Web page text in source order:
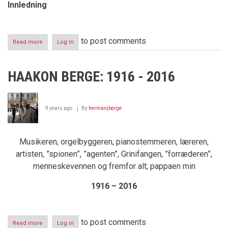
Innledning
Read more
Hyggen
skjulte
Log in to post comments
HAAKON BERGE: 1916 - 2016
9 years ago By hermanjberge
Musikeren, orgelbyggeren, pianostemmeren, læreren,
artisten, ”spionen”, ”agenten”, Grinifangen, ”forræderen”,
menneskevennen og fremfor alt; pappaen min
1916 – 2016
Read more aboutLog in to post comments